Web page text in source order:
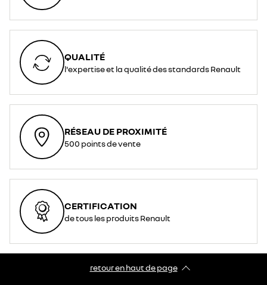
QUALITÉ
l'expertise et la qualité des standards Renault
RÉSEAU DE PROXIMITÉ
500 points de vente
CERTIFICATION
de tous les produits Renault
retour en haut de page​